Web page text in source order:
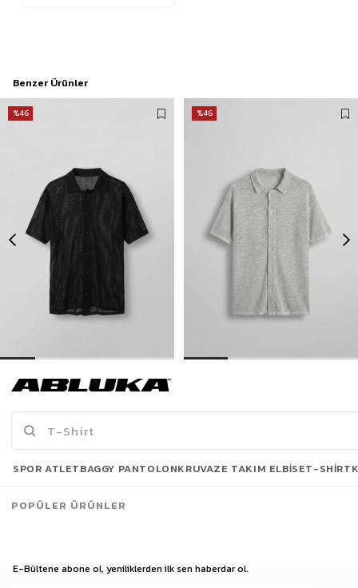
Benzer Ürünler
%46
399,00 TL
739,90 TL
%46
Son Bakılanlar
E-Bültene abone ol, yeniliklerden ilk sen haberdar ol.
SPOR ATLETBAGGY PANTOLONKRUVAZE TAKIM ELBISET-SHIRT
POPÜLER ÜRÜNLER